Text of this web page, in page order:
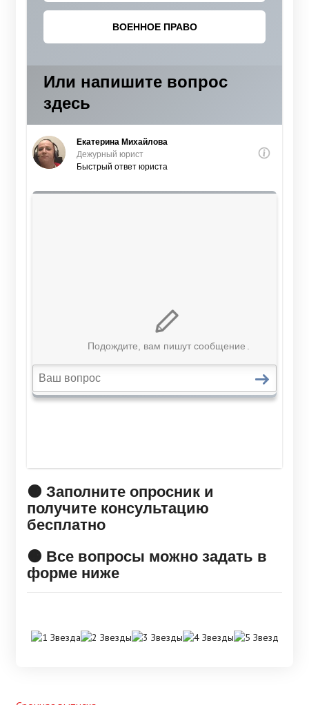
🟠 Заполните опросник и
получите консультацию
бесплатно
🟠 Все вопросы можно задать в
форме ниже